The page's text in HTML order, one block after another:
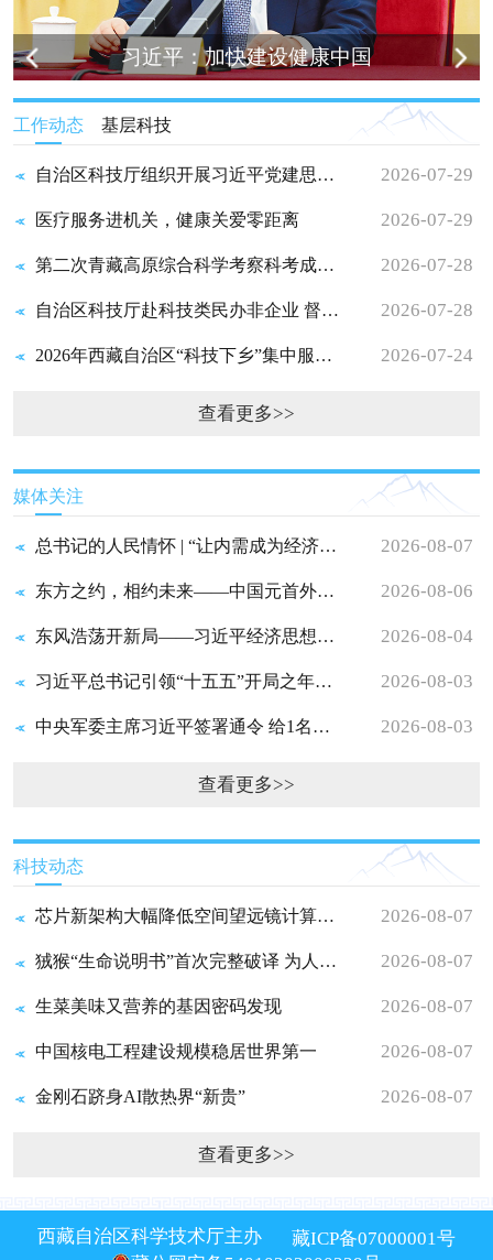
习近平：加快建设健康中国
工作动态 基层科技
自治区科技厅组织开展习近平党建思想 专题辅导讲座 2026-07-29
医疗服务进机关，健康关爱零距离 2026-07-29
第二次青藏高原综合科学考察科考成果 交流汇报会在阿里地区成... 2026-07-28
自治区科技厅赴科技类民办非企业 督导调研 2026-07-28
2026年西藏自治区“科技下乡”集中服务 活动——“科普进机关... 2026-07-24
查看更多>>
媒体关注
总书记的人民情怀 | “让内需成为经济发展的主动力” 2026-08-07
东方之约，相约未来——中国元首外交的世界情怀与大国气派 2026-08-06
东风浩荡开新局——习近平经济思想指引中国经济高质量发展行... 2026-08-04
习近平总书记引领“十五五”开局之年中国经济破浪前行 2026-08-03
中央军委主席习近平签署通令 给1名个人记功 2026-08-03
查看更多>>
科技动态
芯片新架构大幅降低空间望远镜计算功耗 2026-08-07
狨猴“生命说明书”首次完整破译 为人类神经退行性疾病研究奠... 2026-08-07
生菜美味又营养的基因密码发现 2026-08-07
中国核电工程建设规模稳居世界第一 2026-08-07
金刚石跻身AI散热界“新贵” 2026-08-07
查看更多>>
西藏自治区科学技术厅主办
藏ICP备07000001号